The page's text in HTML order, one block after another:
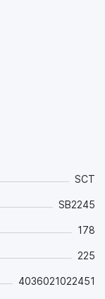
SCT
SB2245
178
225
4036021022451